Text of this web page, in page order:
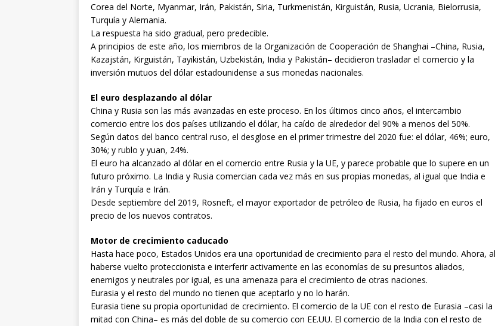
Corea del Norte, Myanmar, Irán, Pakistán, Siria, Turkmenistán, Kirguistán, Rusia, Ucrania, Bielorrusia,
Turquía y Alemania.
La respuesta ha sido gradual, pero predecible.
A principios de este año, los miembros de la Organización de Cooperación de Shanghai –China, Rusia,
Kazajstán, Kirguistán, Tayikistán, Uzbekistán, India y Pakistán– decidieron trasladar el comercio y la
inversión mutuos del dólar estadounidense a sus monedas nacionales.
El euro desplazando al dólar
China y Rusia son las más avanzadas en este proceso. En los últimos cinco años, el intercambio
comercio entre los dos países utilizando el dólar, ha caído de alrededor del 90% a menos del 50%.
Según datos del banco central ruso, el desglose en el primer trimestre del 2020 fue: el dólar, 46%; euro,
30%; y rublo y yuan, 24%.
El euro ha alcanzado al dólar en el comercio entre Rusia y la UE, y parece probable que lo supere en un
futuro próximo. La India y Rusia comercian cada vez más en sus propias monedas, al igual que India e
Irán y Turquía e Irán.
Desde septiembre del 2019, Rosneft, el mayor exportador de petróleo de Rusia, ha fijado en euros el
precio de los nuevos contratos.
Motor de crecimiento caducado
Hasta hace poco, Estados Unidos era una oportunidad de crecimiento para el resto del mundo. Ahora, al
haberse vuelto proteccionista e interferir activamente en las economías de su presuntos aliados,
enemigos y neutrales por igual, es una amenaza para el crecimiento de otras naciones.
Eurasia y el resto del mundo no tienen que aceptarlo y no lo harán.
Eurasia tiene su propia oportunidad de crecimiento. El comercio de la UE con el resto de Eurasia –casi la
mitad con China– es más del doble de su comercio con EE.UU. El comercio de la India con el resto de